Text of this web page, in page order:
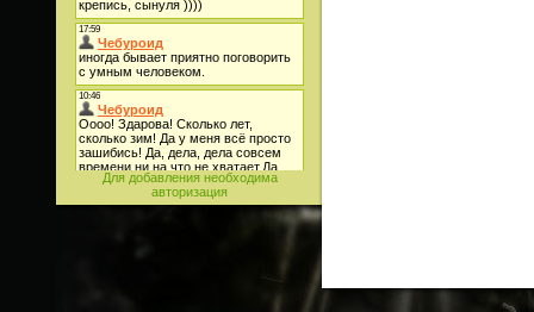
Для добавления необходима
авторизация